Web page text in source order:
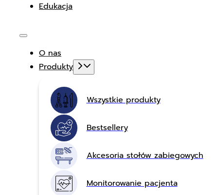
Edukacja
O nas
Produkty
Wszystkie produkty
Bestsellery
Akcesoria stołów zabiegowych
Monitorowanie pacjenta